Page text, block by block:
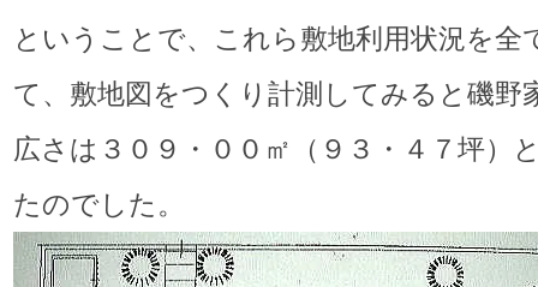
ということで、これら敷地利用状況を全
て、敷地図をつくり計測してみると磯野
広さは３０９・００㎡（９３・４７坪）
たのでした。